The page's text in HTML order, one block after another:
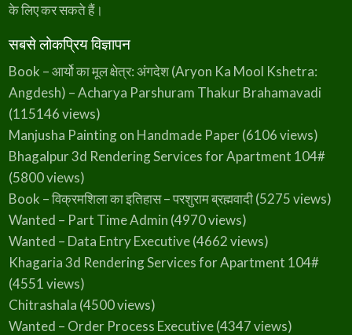
के लिए कर सकते हैं।
सबसे लोकप्रिय विज्ञापन
Book – आर्यो का मूल क्षेत्र: अंगदेश (Aryon Ka Mool Kshetra:
Angdesh) – Acharya Parshuram Thakur Brahamavadi
(115146 views)
Manjusha Painting on Handmade Paper(6106 views)
Bhagalpur 3d Rendering Services for Apartment 104#
(5800 views)
Book – विक्रमशिला का इतिहास – परशुराम ब्रह्मवादी(5275 views)
Wanted – Part Time Admin (4970 views)
Wanted – Data Entry Executive(4662 views)
Khagaria 3d Rendering Services for Apartment 104#
(4551 views)
Chitrashala (4500 views)
Wanted – Order Process Executive(4347 views)